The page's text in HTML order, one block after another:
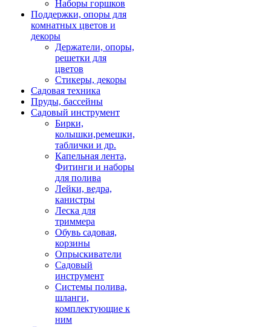
Наборы горшков
Поддержки, опоры для
комнатных цветов и
декоры
Держатели, опоры,
решетки для
цветов
Стикеры, декоры
Садовая техника
Пруды, бассейны
Садовый инструмент
Бирки,
колышки,ремешки,
таблички и др.
Капельная лента,
Фитинги и наборы
для полива
Лейки, ведра,
канистры
Леска для
триммера
Обувь садовая,
корзины
Опрыскиватели
Садовый
инструмент
Системы полива,
шланги,
комплектующие к
ним